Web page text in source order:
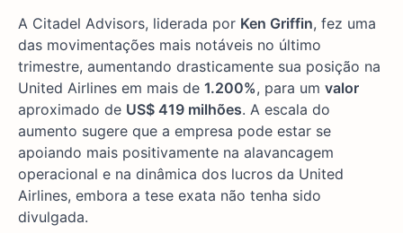
A Citadel Advisors, liderada por Ken Griffin, fez uma
das movimentações mais notáveis no último
trimestre, aumentando drasticamente sua posição na
United Airlines em mais de 1.200%, para um valor
aproximado de US$ 419 milhões. A escala do
aumento sugere que a empresa pode estar se
apoiando mais positivamente na alavancagem
operacional e na dinâmica dos lucros da United
Airlines, embora a tese exata não tenha sido
divulgada.